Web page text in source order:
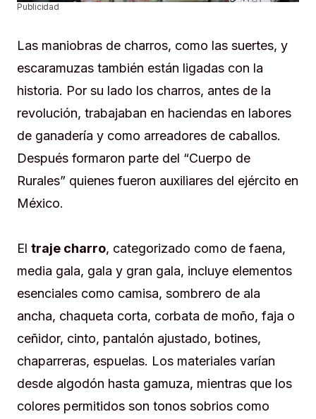
Publicidad
Las maniobras de charros, como las suertes, y
escaramuzas también están ligadas con la
historia. Por su lado los charros, antes de la
revolución, trabajaban en haciendas en labores
de ganadería y como arreadores de caballos.
Después formaron parte del “Cuerpo de
Rurales” quienes fueron auxiliares del ejército en
México.
El traje charro, categorizado como de faena,
media gala, gala y gran gala, incluye elementos
esenciales como camisa, sombrero de ala
ancha, chaqueta corta, corbata de moño, faja o
ceñidor, cinto, pantalón ajustado, botines,
chaparreras, espuelas. Los materiales varían
desde algodón hasta gamuza, mientras que los
colores permitidos son tonos sobrios como